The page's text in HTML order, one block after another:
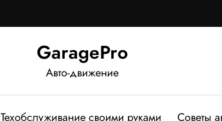
GaragePro
Авто-движение
Техобслуживание своими руками Советы